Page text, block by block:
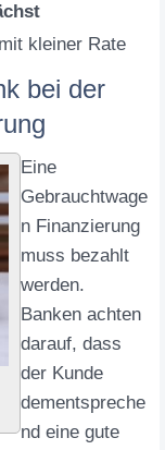
kleiner Rate
bei der
Eine
Gebrauchtwage
n Finanzierung
muss bezahlt
werden.
Banken achten
darauf, dass
der Kunde
dementspreche
nd eine gute